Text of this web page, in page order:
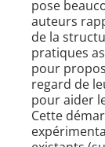
pose
auteurs
de la
pratiques
pour
regard de
pour aider
Cette